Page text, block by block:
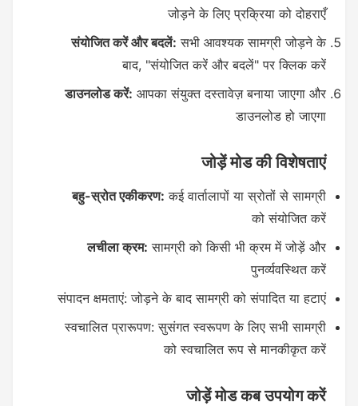
जोड़ने के लिए प्रक्रिया को दोहराएँ
संयोजित करें और बदलें: सभी आवश्यक सामग्री जोड़ने के
बाद, "संयोजित करें और बदलें" पर क्लिक करें
डाउनलोड करें: आपका संयुक्त दस्तावेज़ बनाया जाएगा और
डाउनलोड हो जाएगा
जोड़ें मोड की विशेषताएं
बहु-स्रोत एकीकरण: कई वार्तालापों या स्रोतों से सामग्री
को संयोजित करें
लचीला क्रम: सामग्री को किसी भी क्रम में जोड़ें और
पुनर्व्यवस्थित करें
संपादन क्षमताएं: जोड़ने के बाद सामग्री को संपादित या हटाएं
स्वचालित प्रारूपण: सुसंगत स्वरूपण के लिए सभी सामग्री
को स्वचालित रूप से मानकीकृत करें
जोड़ें मोड कब उपयोग करें